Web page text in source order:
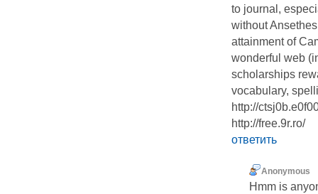
to journal,
without
attainment of
wonderful web
scholarships
vocabulary,
http://
http://free.9r.ro/
ответить
Anonymous
Hmm is